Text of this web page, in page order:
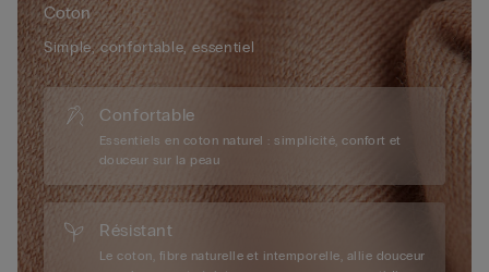
Coton
Simple, confortable, essentiel
Confortable
Essentiels en coton naturel : simplicité, confort et
douceur sur la peau
Résistant
Le coton, fibre naturelle et intemporelle, allie douceur